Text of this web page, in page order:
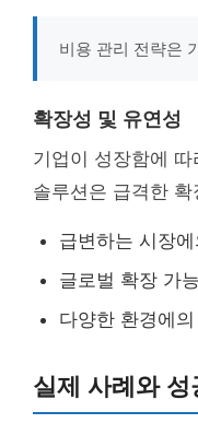
비용 관리 전략은
확장성 및 유연성
기업이 성장함에 따
솔루션은 급격한
급변하는 시장
글로벌 확장 가
다양한 환경에
실제 사례와 성